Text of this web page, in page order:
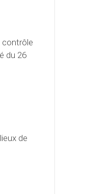
contrôle
du 26
de